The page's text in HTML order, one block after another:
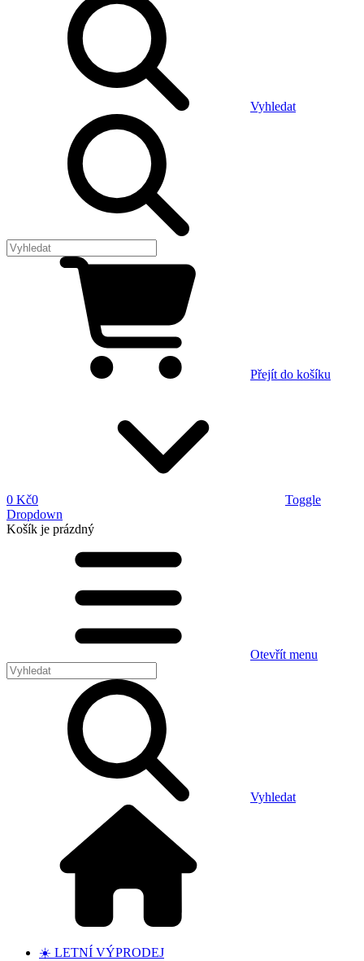
Vyhledat
Přejít do košíku
0 Kč0
Toggle
Dropdown
Košík je prázdný
Otevřít menu
Vyhledat
☀️ LETNÍ VÝPRODEJ